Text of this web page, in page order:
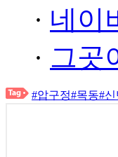
· 네이
· 그곳
#압구정#목동#신